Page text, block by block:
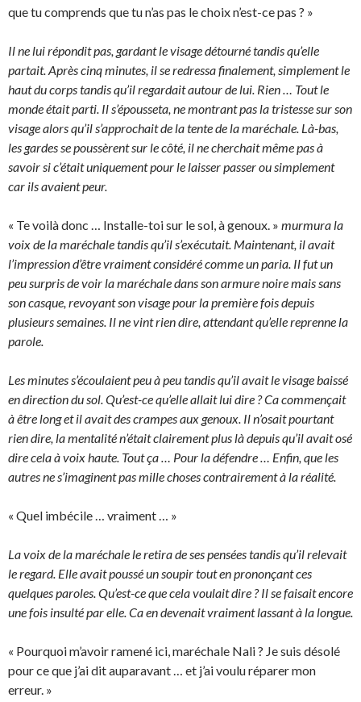
que tu comprends que tu n’as pas le choix n’est-ce pas ? »
Il ne lui répondit pas, gardant le visage détourné tandis qu’elle
partait. Après cinq minutes, il se redressa finalement, simplement le
haut du corps tandis qu’il regardait autour de lui. Rien … Tout le
monde était parti. Il s’épousseta, ne montrant pas la tristesse sur son
visage alors qu’il s’approchait de la tente de la maréchale. Là-bas,
les gardes se poussèrent sur le côté, il ne cherchait même pas à
savoir si c’était uniquement pour le laisser passer ou simplement
car ils avaient peur.
« Te voilà donc … Installe-toi sur le sol, à genoux. » murmura la
voix de la maréchale tandis qu’il s’exécutait. Maintenant, il avait
l’impression d’être vraiment considéré comme un paria. Il fut un
peu surpris de voir la maréchale dans son armure noire mais sans
son casque, revoyant son visage pour la première fois depuis
plusieurs semaines. Il ne vint rien dire, attendant qu’elle reprenne la
parole.
Les minutes s’écoulaient peu à peu tandis qu’il avait le visage baissé
en direction du sol. Qu’est-ce qu’elle allait lui dire ? Ca commençait
à être long et il avait des crampes aux genoux. Il n’osait pourtant
rien dire, la mentalité n’était clairement plus là depuis qu’il avait osé
dire cela à voix haute. Tout ça … Pour la défendre … Enfin, que les
autres ne s’imaginent pas mille choses contrairement à la réalité.
« Quel imbécile … vraiment … »
La voix de la maréchale le retira de ses pensées tandis qu’il relevait
le regard. Elle avait poussé un soupir tout en prononçant ces
quelques paroles. Qu’est-ce que cela voulait dire ? Il se faisait encore
une fois insulté par elle. Ca en devenait vraiment lassant à la longue.
« Pourquoi m’avoir ramené ici, maréchale Nali ? Je suis désolé
pour ce que j’ai dit auparavant … et j’ai voulu réparer mon
erreur. »